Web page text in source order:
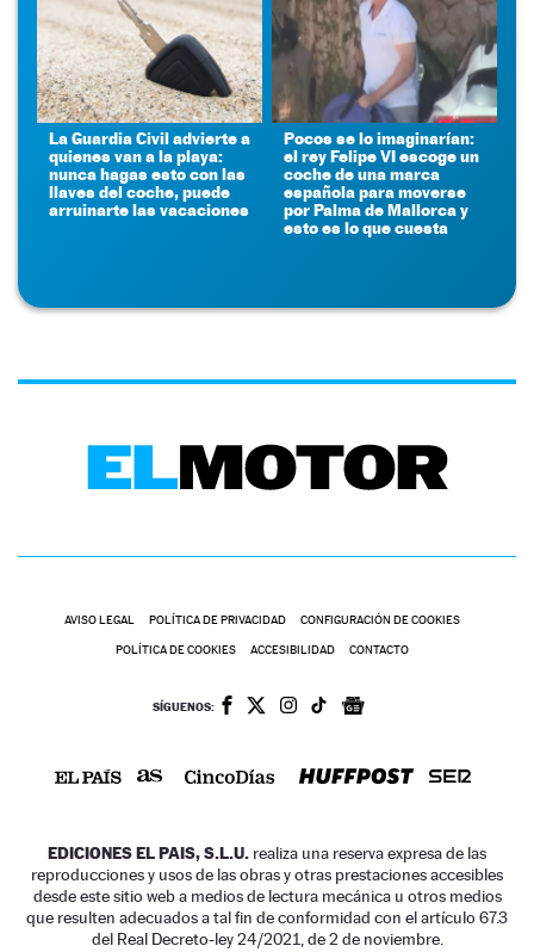
La Guardia Civil advierte a
quienes van a la playa:
nunca hagas esto con las
llaves del coche, puede
arruinarte las vacaciones
Pocos se lo imaginarían:
el rey Felipe VI escoge un
coche de una marca
española para moverse
por Palma de Mallorca y
esto es lo que cuesta
AVISO LEGAL POLÍTICA DE PRIVACIDAD CONFIGURACIÓN DE COOKIES
POLÍTICA DE COOKIES ACCESIBILIDAD CONTACTO
SÍGUENOS:
EDICIONES EL PAIS, S.L.U. realiza una reserva expresa de las
reproducciones y usos de las obras y otras prestaciones accesibles
desde este sitio web a medios de lectura mecánica u otros medios
que resulten adecuados a tal fin de conformidad con el artículo 67.3
del Real Decreto-ley 24/2021, de 2 de noviembre.